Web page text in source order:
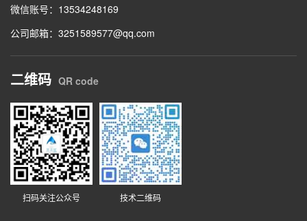
微信账号：13534248169
公司邮箱：3251589577@qq.com
二维码 QR code
扫码关注公众号 技术二维码